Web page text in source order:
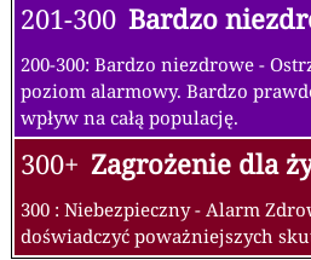
201-300 Bardzo
200-300: Bardzo niezdrowe -
poziom alarmowy. Bardzo
wpływ na całą populację.
300+ Zagrożenie dla
300 : Niebezpieczny - Alarm
doświadczyć poważniejszych